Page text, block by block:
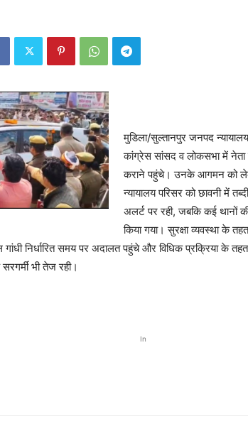
मुडिला/सुल्तानपुर जनपद
कांग्रेस सांसद व लोकसभा में नेता
कराने पहुंचे। उनके आगमन को
न्यायालय परिसर को छावनी में
अलर्ट पर रही, जबकि कई थानों
किया गया। सुरक्षा व्यवस्था के
निर्धारित समय पर अदालत पहुंचे और विधिक प्रक्रिया के
भी तेज रही।
In